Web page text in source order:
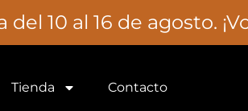
10 al 16 de agosto.
Tienda Contacto